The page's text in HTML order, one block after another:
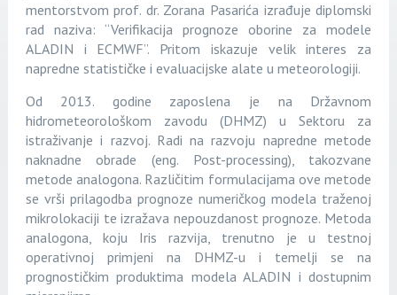
mentorstvom prof. dr. Zorana Pasarića izrađuje diplomski
rad naziva: “Verifikacija prognoze oborine za modele
ALADIN i ECMWF”. Pritom iskazuje velik interes za
napredne statističke i evaluacijske alate u meteorologiji.
Od 2013. godine zaposlena je na Državnom
hidrometeorološkom zavodu (DHMZ) u Sektoru za
istraživanje i razvoj. Radi na razvoju napredne metode
naknadne obrade (eng. Post-processing), takozvane
metode analogona. Različitim formulacijama ove metode
se vrši prilagodba prognoze numeričkog modela traženoj
mikrolokaciji te izražava nepouzdanost prognoze. Metoda
analogona, koju Iris razvija, trenutno je u testnoj
operativnoj primjeni na DHMZ-u i temelji se na
prognostičkim produktima modela ALADIN i dostupnim